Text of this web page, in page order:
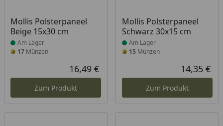
Mollis Polsterpaneel
Beige 15x30 cm
Produkt am Lager
Am Lager
17 Münzen
Aktueller Preis
16,49 €
Zum Produkt
Mollis Polsterpaneel
Schwarz 30x15 cm
Produkt am Lager
Am Lager
15 Münzen
14,35 €
Zum Produkt